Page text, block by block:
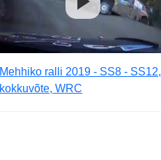
Mehhiko ralli 2019 - SS8 - SS12,
kokkuvõte, WRC